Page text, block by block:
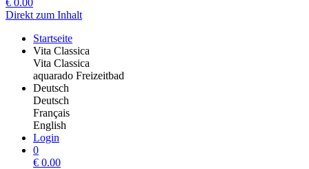
€ 0.00
Direkt zum Inhalt
Startseite
Vita Classica
Vita Classica
aquarado Freizeitbad
Deutsch
Deutsch
Français
English
Login
0
€ 0.00